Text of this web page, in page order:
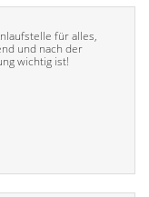
für alles,
und nach der
wichtig ist!